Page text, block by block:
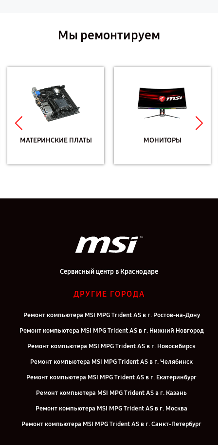
Мы ремонтируем
МАТЕРИНСКИЕ ПЛАТЫ МОНИТОРЫ
Сервисный центр в Краснодаре
ДРУГИЕ ГОРОДА
Ремонт компьютера MSI MPG Trident AS в г. Ростов-на-Дону
Ремонт компьютера MSI MPG Trident AS в г. Нижний Новгород
Ремонт компьютера MSI MPG Trident AS в г. Новосибирск
Ремонт компьютера MSI MPG Trident AS в г. Челябинск
Ремонт компьютера MSI MPG Trident AS в г. Екатеринбург
Ремонт компьютера MSI MPG Trident AS в г. Казань
Ремонт компьютера MSI MPG Trident AS в г. Москва
Ремонт компьютера MSI MPG Trident AS в г. Санкт-Петербург